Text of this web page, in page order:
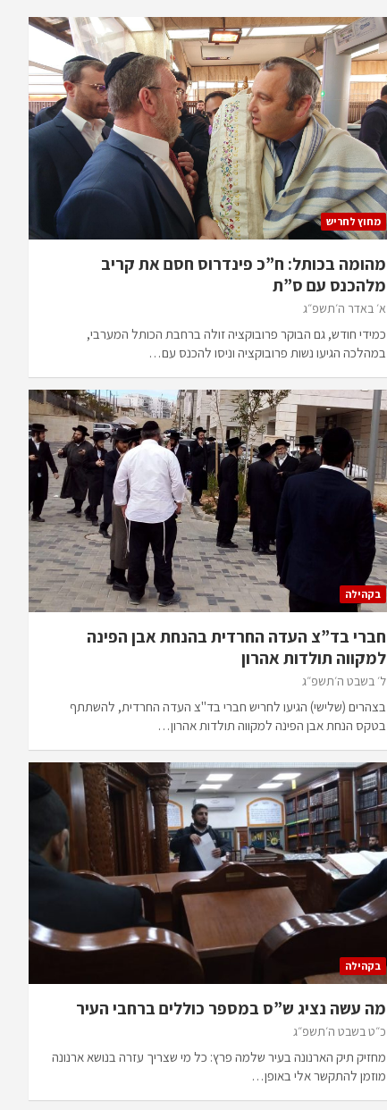
מחוץ לחריש
מהומה בכותל: ח”כ פינדרוס חסם את קריב
מלהכנס עם ס”ת
א׳ באדר ה׳תשפ״ג
כמידי חודש, גם הבוקר פרובוקציה זולה ברחבת הכותל המערבי,
במהלכה הגיעו נשות פרובוקציה וניסו להכנס עם…
בקהילה
חברי בד”צ העדה החרדית בהנחת אבן הפינה
למקווה תולדות אהרון
ל׳ בשבט ה׳תשפ״ג
בצהרים (שלישי) הגיעו לחריש חברי בד"צ העדה החרדית, להשתתף
בטקס הנחת אבן הפינה למקווה תולדות אהרון…
בקהילה
מה עשה נציג ש”ס במספר כוללים ברחבי העיר
כ״ט בשבט ה׳תשפ״ג
מחזיק תיק הארנונה בעיר שלמה פרץ: כל מי שצריך עזרה בנושא ארנונה
מוזמן להתקשר אלי באופן…